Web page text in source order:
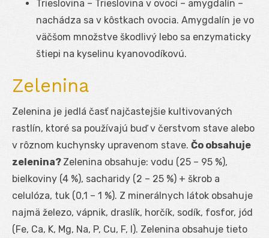
Trieslovina – Trieslovina v ovocí – amygdalín –
nachádza sa v kôstkach ovocia. Amygdalín je vo
väčšom množstve škodlivý lebo sa enzymaticky
štiepi na kyselinu kyanovodíkovú.
Zelenina
Zelenina je jedlá časť najčastejšie kultivovaných
rastlín, ktoré sa používajú buď v čerstvom stave alebo
v rôznom kuchynsky upravenom stave. Čo obsahuje
zelenina? Zelenina obsahuje: vodu (25 – 95 %),
bielkoviny (4 %), sacharidy (2 – 25 %) + škrob a
celulóza, tuk (0,1 – 1 %). Z minerálnych látok obsahuje
najmä železo, vápnik, draslík, horčík, sodík, fosfor, jód
(Fe, Ca, K, Mg, Na, P, Cu, F, I). Zelenina obsahuje tieto